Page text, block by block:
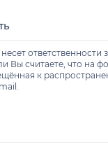
ответственности
Вы считаете, что на
к